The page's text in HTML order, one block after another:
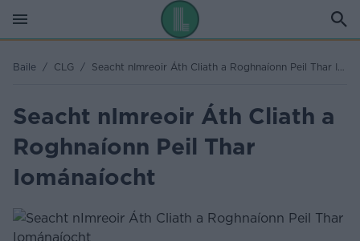
Baile / CLG /
Seacht nImreoir Áth Cliath a
Roghnaíonn Peil Thar
Iománaíocht